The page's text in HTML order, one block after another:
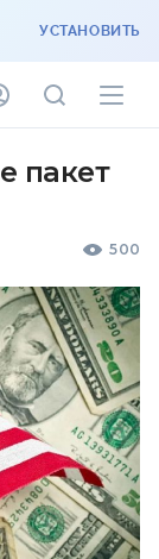
УСТАНОВИТЬ
пакет
500